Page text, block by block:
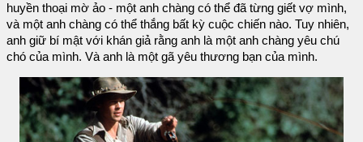
huyền thoại mờ ảo - một anh chàng có thể đã từng giết vợ mình,
và một anh chàng có thể thắng bất kỳ cuộc chiến nào. Tuy nhiên,
anh giữ bí mật với khán giả rằng anh là một anh chàng yêu chú
chó của mình. Và anh là một gã yêu thương bạn của mình.